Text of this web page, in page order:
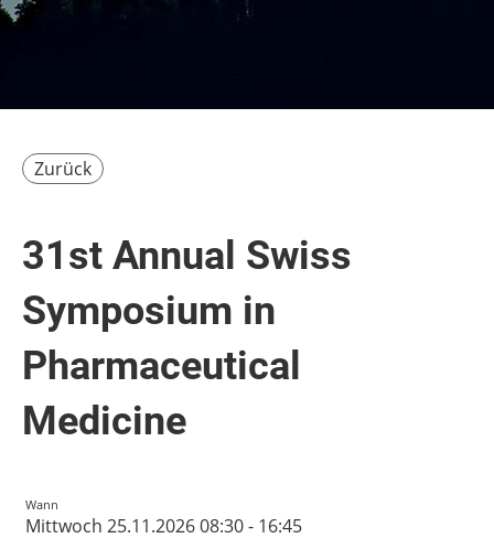
Zurück
31st Annual Swiss
Symposium in
Pharmaceutical
Medicine
Wann
Mittwoch 25.11.2026 08:30 - 16:45